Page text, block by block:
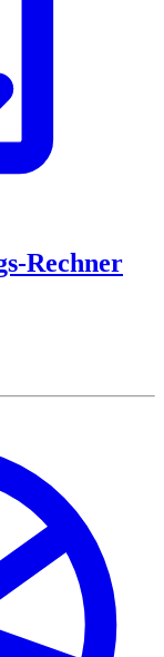
Rechner